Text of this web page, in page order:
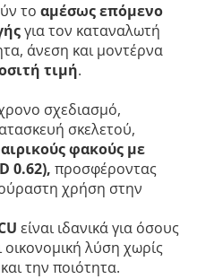
το αμέσως επόμενο
για τον καταναλωτή
άνεση και μοντέρνα
τιμή.
σχεδιασμό,
σκελετού,
φακούς με
0.62), προσφέροντας
χρήση στην
είναι ιδανικά για όσους
οικονομική λύση χωρίς
την ποιότητα.